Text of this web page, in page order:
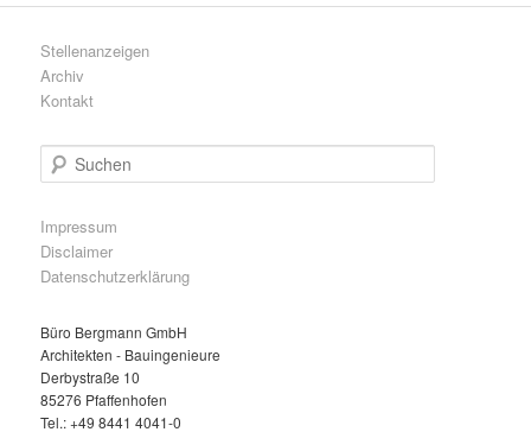
Stellenanzeigen
Archiv
Kontakt
u
h
e
n
Impressum
Disclaimer
Datenschutzerklärung
Büro Bergmann GmbH
Architekten - Bauingenieure
Derbystraße 10
85276 Pfaffenhofen
Tel.: +49 8441 4041-0